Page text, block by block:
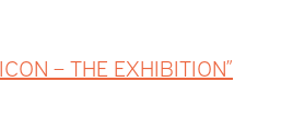
– THE EXHIBITION”